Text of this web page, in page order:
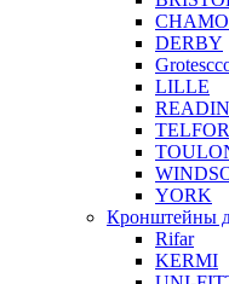
DERBY
LILLE
YORK
Кронштейны
Rifar
KERMI